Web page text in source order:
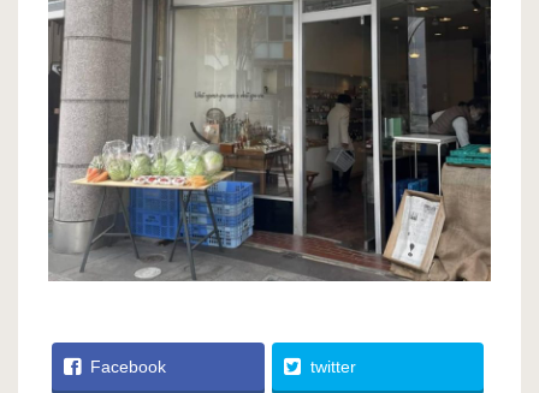
Facebook twitter